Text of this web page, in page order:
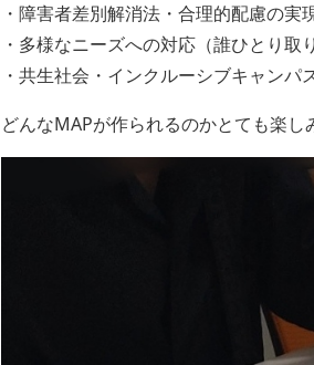
・障害者差別解消法・合理的配慮の実
・多様なニーズへの対応（誰ひとり取
・共生社会・インクルーシブキャンパ
どんなMAPが作られるのかとても楽し